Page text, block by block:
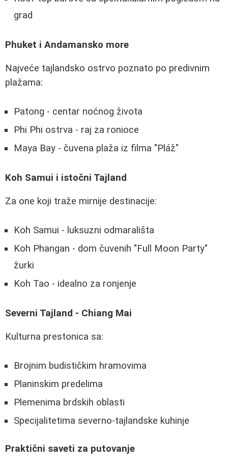
grad
Phuket i Andamansko more
Najveće tajlandsko ostrvo poznato po predivnim
plažama:
Patong - centar noćnog života
Phi Phi ostrva - raj za ronioce
Maya Bay - čuvena plaža iz filma "Pláž"
Koh Samui i istočni Tajland
Za one koji traže mirnije destinacije:
Koh Samui - luksuzni odmarališta
Koh Phangan - dom čuvenih "Full Moon Party"
žurki
Koh Tao - idealno za ronjenje
Severni Tajland - Chiang Mai
Kulturna prestonica sa:
Brojnim budističkim hramovima
Planinskim predelima
Plemenima brdskih oblasti
Specijalitetima severno-tajlandske kuhinje
Praktični saveti za putovanje